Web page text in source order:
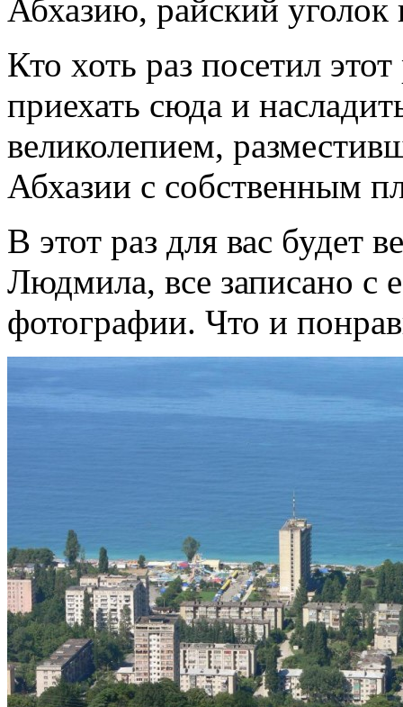
Абхазию, райский уголок
Кто хоть раз посетил
приехать сюда и
великолепием,
Абхазии с собственным
В этот раз для вас будет
Людмила, все записано с
фотографии. Что и